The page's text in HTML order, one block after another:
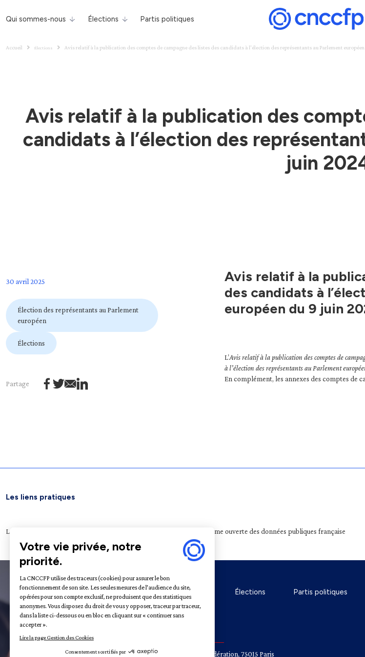
Qui sommes-nous Élections Partis politiques
Accueil Élections Avis relatif à la publication des comptes de campagne des listes des candidats à l’élection des représentants au Parlement
Avis relatif à la publication des
candidats à l’élection des
juin
30 avril 2025
Élection des représentants au Parlement
européen
Élections
Partage
Avis relatif à la
des candidats à
européen du 9 juin
L’Avis relatif à la publication des comptes de
à l’élection des représentants au Parlement
En complément, les annexes des comptes de
Les liens pratiques
Légifrance Plateforme ouverte des données publiques française
À propos Élections Partis politiques
Rue de la Fédération, 75015 Paris